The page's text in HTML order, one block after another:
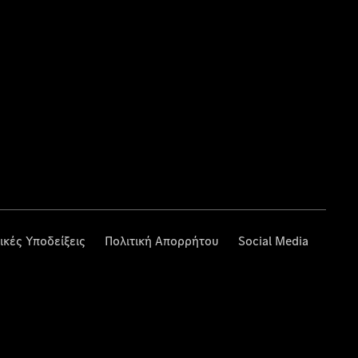
Υποδείξεις Πολιτική Απορρήτου Social Media